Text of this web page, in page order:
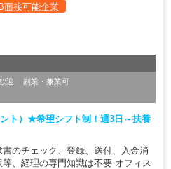
面接可能企業
迎
副業・兼業可
ト）★希望シフト制！週3日～扶養
のチェック、登録、送付、入金消
、経理の専門知識は不要 オフィス